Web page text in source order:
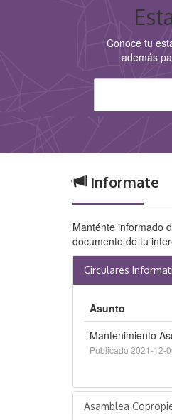
Conoce tu
además
Informate
Manténte informado
documento de tu
Circulares
Asunto
Mantenimiento
Publicado 2021-12-
Asamblea